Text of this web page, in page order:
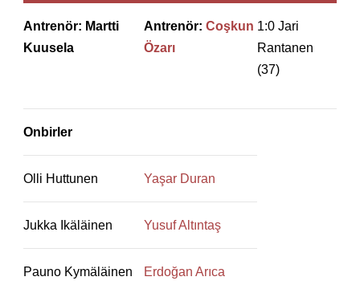
Antrenör: Martti
Kuusela
Antrenör: Coşkun
Özarı
1:0 Jari
Rantanen
(37)
Onbirler
Olli Huttunen Yaşar Duran
Jukka Ikäläinen Yusuf Altıntaş
Pauno Kymäläinen Erdoğan Arıca